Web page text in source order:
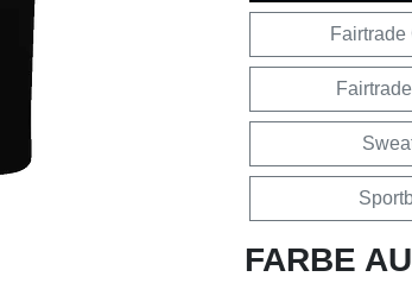
Fairtrade
FARBE